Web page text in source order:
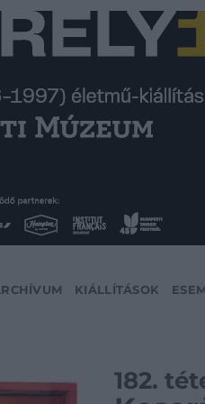
KIÁLLÍTÁSOK
182.